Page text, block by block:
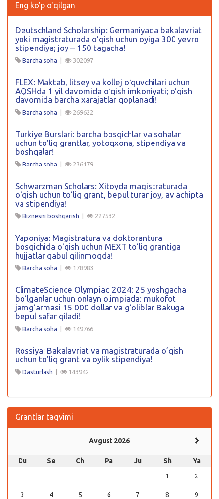
Eng ko'p o'qilgan
Deutschland Scholarship: Germaniyada bakalavriat
yoki magistraturada oʻqish uchun oyiga 300 yevro
stipendiya; joy – 150 tagacha!
Barcha soha 302097
FLEX: Maktab, litsey va kollej oʻquvchilari uchun
AQSHda 1 yil davomida oʻqish imkoniyati; oʻqish
davomida barcha xarajatlar qoplanadi!
Barcha soha 269622
Turkiye Burslari: barcha bosqichlar va sohalar
uchun to’liq grantlar, yotoqxona, stipendiya va
boshqalar!
Barcha soha 236179
Schwarzman Scholars: Xitoyda magistraturada
oʻqish uchun toʻliq grant, bepul turar joy, aviachipta
va stipendiya!
Biznesni boshqarish 227532
Yaponiya: Magistratura va doktorantura
bosqichida oʻqish uchun MEXT toʻliq grantiga
hujjatlar qabul qilinmoqda!
Barcha soha 178983
ClimateScience Olympiad 2024: 25 yoshgacha
boʻlganlar uchun onlayn olimpiada: mukofot
jamgʻarmasi 15 000 dollar va gʻoliblar Bakuga
bepul safar qiladi!
Barcha soha 149766
Rossiya: Bakalavriat va magistraturada o’qish
uchun to’liq grant va oylik stipendiya!
Dasturlash 143942
Grantlar taqvimi
Avgust 2026
Du Se Ch Pa Ju Sh
Ya
1
2
3 4 5 6 7 8 9